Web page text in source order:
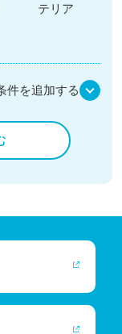
テリア
件を追加する